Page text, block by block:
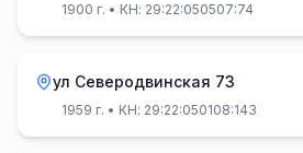
1900 г. • КН: 29:22:050507:74
ул Северодвинская 73
1959 г. • КН: 29:22:050108:143